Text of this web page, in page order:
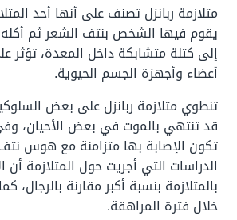
متلازمة ربانزل تصنف على أنها أحد
يقوم فيها الشخص بنتف الشعر ثم
إلى كتلة متشابكة داخل المعدة،
أعضاء وأجهزة الجسم الحيوية.
تنطوي متلازمة ربانزل على بعض
قد تنتهي بالموت في بعض الأحيان،
تكون الإصابة بها متزامنة مع هوس
الدراسات التي أجريت حول المتلازمة أن
بالمتلازمة بنسبة أكبر مقارنة بالرجال،
خلال فترة المراهقة.